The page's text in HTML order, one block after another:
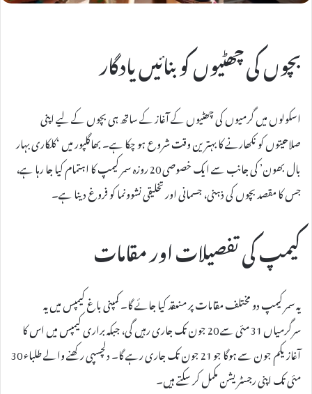
بچوں کی چھٹیوں کو بنائیں یادگار
اسکولوں میں گرمیوں کی چھٹیوں کے آغاز کے ساتھ ہی بچوں کے لیے اپنی
صلاحیتوں کو نکھارنے کا بہترین وقت شروع ہو چکا ہے۔ بھاگلپور میں ‘کلکاری بہار
بال بھون’ کی جانب سے ایک خصوصی 20 روزہ سمر کیمپ کا اہتمام کیا جا رہا ہے،
جس کا مقصد بچوں کی ذہنی، جسمانی اور تخلیقی نشوونما کو فروغ دینا ہے۔
کیمپ کی تفصیلات اور مقامات
یہ سمر کیمپ دو مختلف مقامات پر منعقد کیا جائے گا۔ کمپنی باغ کیمپس میں یہ
سرگرمیاں 31 مئی سے 20 جون تک جاری رہیں گی، جبکہ براری کیمپس میں اس کا
آغاز یکم جون سے ہوگا جو 21 جون تک جاری رہے گا۔ دلچسپی رکھنے والے طلباء 30
مئی تک اپنی رجسٹریشن مکمل کر سکتے ہیں۔